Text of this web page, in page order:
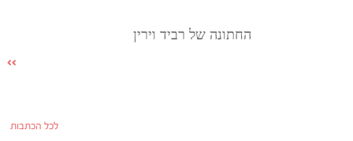
החתונה של רביד וירין
לכל הכתבות